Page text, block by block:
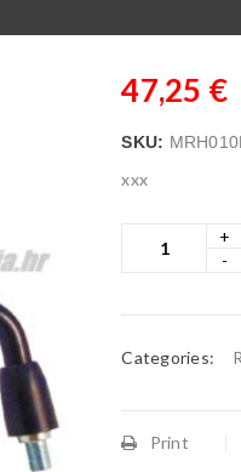
47,25 €
SKU:
xxx
Categories:
Print